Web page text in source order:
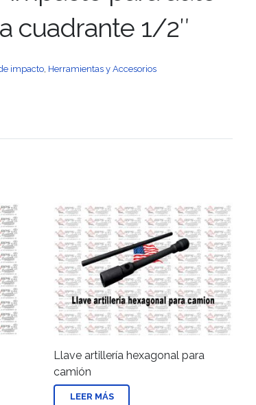
cuadrante 1/2″
impacto, Herramientas y Accesorios
Llave artillería hexagonal para
camión
LEER MÁS